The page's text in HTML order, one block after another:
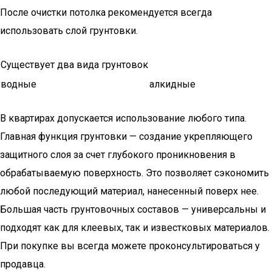
После очистки потолка рекомендуется всегда
использовать слой грунтовки.
Существует два вида грунтовок
водные
алкидные
В квартирах допускается использование любого типа.
Главная функция грунтовки — создание укрепляющего
защитного слоя за счет глубокого проникновения в
обрабатываемую поверхность. Это позволяет сэкономить
любой последующий материал, нанесенный поверх нее.
Большая часть грунтовочных составов — универсальны и
подходят как для клеевых, так и известковых материалов.
При покупке вы всегда можете проконсультироваться у
продавца.